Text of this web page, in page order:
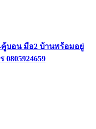
บอน มือ2 บ้านพร้อมอยู่